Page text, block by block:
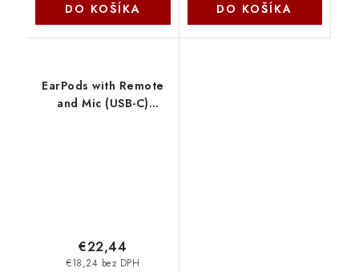
DO KOŠÍKA DO KOŠÍKA
EarPods with Remote
and Mic (USB-C)
€18,24 bez DPH
€22,44